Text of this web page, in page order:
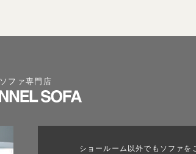
ソファ専門店
ショールーム以外でもソファを